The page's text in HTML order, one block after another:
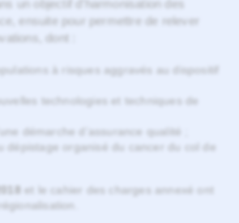
un objectif d’harmonisation des
ensuite pour permettre de relever
dont :
à risques aggravés au dispositif
technologies et techniques de
démarche d’assurance qualité ;
dépistage organisé du cancer du col de
et le cahier des charges annexé ont